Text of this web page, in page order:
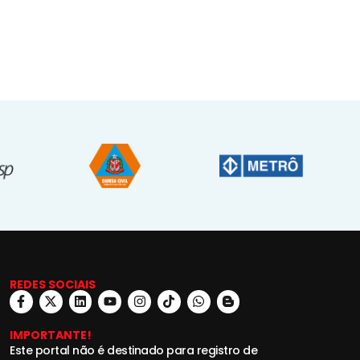
REDES SOCIAIS
IMPORTANTE!
Este portal não é destinado para registro de